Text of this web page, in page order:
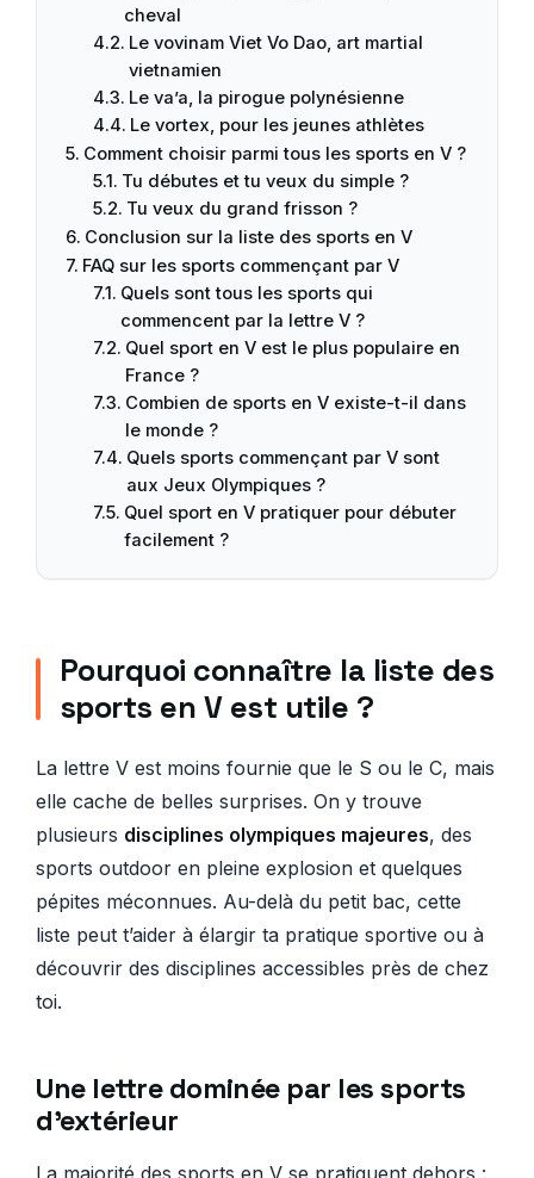
cheval
Le vovinam Viet Vo Dao, art martial
vietnamien
Le va’a, la pirogue polynésienne
Le vortex, pour les jeunes athlètes
Comment choisir parmi tous les sports en V ?
Tu débutes et tu veux du simple ?
Tu veux du grand frisson ?
Conclusion sur la liste des sports en V
FAQ sur les sports commençant par V
Quels sont tous les sports qui
commencent par la lettre V ?
Quel sport en V est le plus populaire en
France ?
Combien de sports en V existe-t-il dans
le monde ?
Quels sports commençant par V sont
aux Jeux Olympiques ?
Quel sport en V pratiquer pour débuter
facilement ?
Pourquoi connaître la liste des
sports en V est utile ?
La lettre V est moins fournie que le S ou le C, mais
elle cache de belles surprises. On y trouve
plusieurs disciplines olympiques majeures, des
sports outdoor en pleine explosion et quelques
pépites méconnues. Au-delà du petit bac, cette
liste peut t’aider à élargir ta pratique sportive ou à
découvrir des disciplines accessibles près de chez
toi.
Une lettre dominée par les sports
d’extérieur